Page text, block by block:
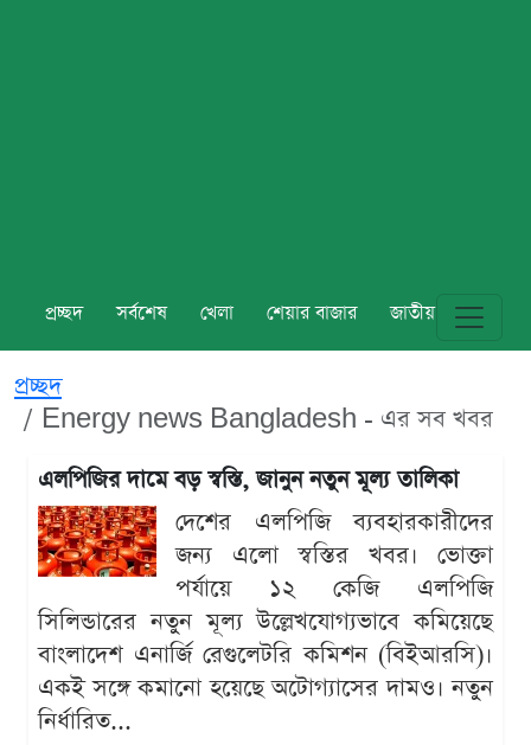
প্রচ্ছদ সর্বশেষ খেলা শেয়ার বাজার জাতীয় বিশ্ব
প্রচ্ছদ
Energy news Bangladesh - এর সব খবর
এলপিজির দামে বড় স্বস্তি, জানুন নতুন মূল্য তালিকা
দেশের এলপিজি ব্যবহারকারীদের
জন্য এলো স্বস্তির খবর। ভোক্তা
পর্যায়ে ১২ কেজি এলপিজি
সিলিন্ডারের নতুন মূল্য উল্লেখযোগ্যভাবে কমিয়েছে
বাংলাদেশ এনার্জি রেগুলেটরি কমিশন (বিইআরসি)।
একই সঙ্গে কমানো হয়েছে অটোগ্যাসের দামও। নতুন
নির্ধারিত...